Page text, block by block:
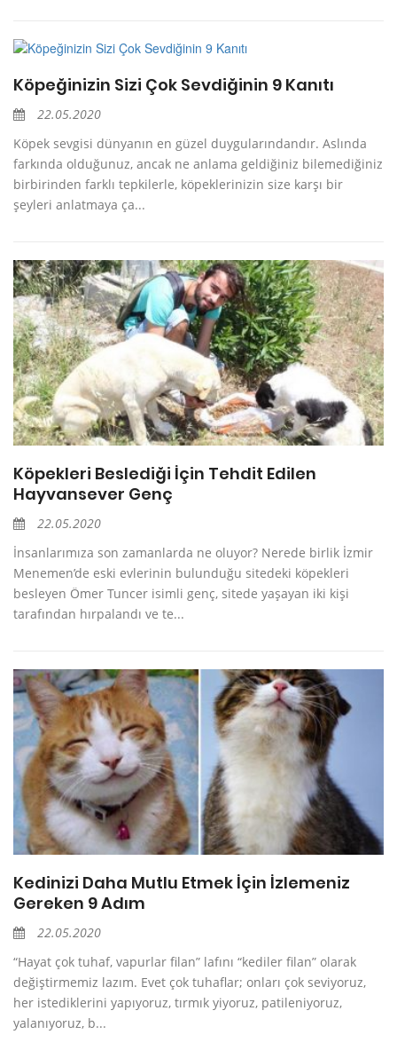
Köpeğinizin Sizi Çok Sevdiğinin 9 Kanıtı
22.05.2020
Köpek sevgisi dünyanın en güzel duygularındandır. Aslında
farkında olduğunuz, ancak ne anlama geldiğiniz bilemediğiniz
birbirinden farklı tepkilerle, köpeklerinizin size karşı bir
şeyleri anlatmaya ça...
Köpekleri Beslediği İçin Tehdit Edilen
Hayvansever Genç
22.05.2020
İnsanlarımıza son zamanlarda ne oluyor? Nerede birlik İzmir
Menemen’de eski evlerinin bulunduğu sitedeki köpekleri
besleyen Ömer Tuncer isimli genç, sitede yaşayan iki kişi
tarafından hırpalandı ve te...
Kedinizi Daha Mutlu Etmek İçin İzlemeniz
Gereken 9 Adım
22.05.2020
“Hayat çok tuhaf, vapurlar filan” lafını “kediler filan” olarak
değiştirmemiz lazım. Evet çok tuhaflar; onları çok seviyoruz,
her istediklerini yapıyoruz, tırmık yiyoruz, patileniyoruz,
yalanıyoruz, b...